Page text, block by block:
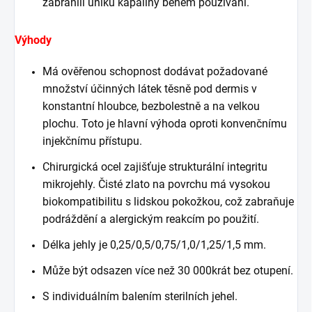
zabránili úniku kapaliny během používání.
Výhody
Má ověřenou schopnost dodávat požadované
množství účinných látek těsně pod dermis v
konstantní hloubce, bezbolestně a na velkou
plochu. Toto je hlavní výhoda oproti konvenčnímu
injekčnímu přístupu.
Chirurgická ocel zajišťuje strukturální integritu
mikrojehly. Čisté zlato na povrchu má vysokou
biokompatibilitu s lidskou pokožkou, což zabraňuje
podráždění a alergickým reakcím po použití.
Délka jehly je 0,25/0,5/0,75/1,0/1,25/1,5 mm.
Může být odsazen více než 30 000krát bez otupení.
S individuálním balením sterilních jehel.